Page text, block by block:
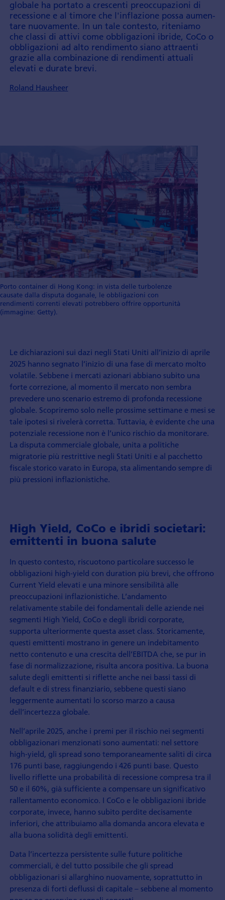
globale ha portato a crescenti preoccupa­zioni di
recessione e al timore che l'infla­zione possa aumen­
tare nuovamente. In un tale contesto, rite­niamo
che classi di attivi come obbliga­zioni ibride, CoCo o
obbligazioni ad alto rendi­mento siano attraenti
grazie alla combina­zione di rendi­menti attuali
elevati e durate brevi.
Roland Hausheer
Porto container di Hong Kong: in vista delle turbolenze
causate dalla disputa doganale, le obbligazioni con
rendimenti correnti elevati potrebbero offrire opportunità
(immagine: Getty).
Le dichiarazioni sui dazi negli Stati Uniti all’inizio di aprile
2025 hanno segnato l’inizio di una fase di mercato molto
volatile. Sebbene i mercati azionari abbiano subito una
forte correzione, al momento il mercato non sembra
prevedere uno scenario estremo di profonda recessione
globale. Scopriremo solo nelle prossime settimane e mesi se
tale ipotesi si rivelerà corretta. Tuttavia, è evidente che una
potenziale recessione non è l’unico rischio da monitorare.
La disputa commerciale globale, unita a politiche
migratorie più restrittive negli Stati Uniti e al pacchetto
fiscale storico varato in Europa, sta alimentando sempre di
più pressioni inflazionistiche.
High Yield, CoCo e ibridi societari:
emittenti in buona salute
In questo contesto, riscuotono particolare successo le
obbligazioni high-yield con duration più brevi, che offrono
Current Yield elevati e una minore sensibilità alle
preoccupazioni inflazionistiche. L’andamento
relativamente stabile dei fondamentali delle aziende nei
segmenti High Yield, CoCo e degli ibridi corporate,
supporta ulteriormente questa asset class. Storicamente,
questi emittenti mostrano in genere un indebitamento
netto contenuto e una crescita dell’EBITDA che, se pur in
fase di normalizzazione, risulta ancora positiva. La buona
salute degli emittenti si riflette anche nei bassi tassi di
default e di stress finanziario, sebbene questi siano
leggermente aumentati lo scorso marzo a causa
dell’incertezza globale.
Nell’aprile 2025, anche i premi per il rischio nei segmenti
obbligazionari menzionati sono aumentati: nel settore
high-yield, gli spread sono temporaneamente saliti di circa
176 punti base, raggiungendo i 426 punti base. Questo
livello riflette una probabilità di recessione compresa tra il
50 e il 60%, già sufficiente a compensare un significativo
rallentamento economico. I CoCo e le obbligazioni ibride
corporate, invece, hanno subito perdite decisamente
inferiori, che attribuiamo alla domanda ancora elevata e
alla buona solidità degli emittenti.
Data l’incertezza persistente sulle future politiche
commerciali, è del tutto possibile che gli spread
obbligazionari si allarghino nuovamente, soprattutto in
presenza di forti deflussi di capitale – sebbene al momento